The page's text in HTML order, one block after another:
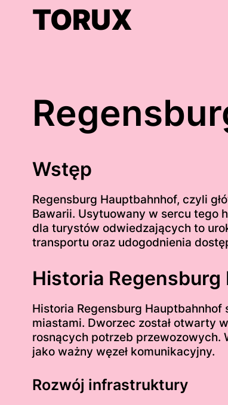
TORUX
Wstęp
Regensburg Hauptbahnhof, czyli
Bawarii. Usytuowany w sercu tego
dla turystów odwiedzających to
transportu oraz udogodnienia
Historia
Historia Regensburg
miastami. Dworzec został otwarty
rosnących potrzeb przewozowych.
jako ważny węzeł komunikacyjny.
Rozwój infrastruktury